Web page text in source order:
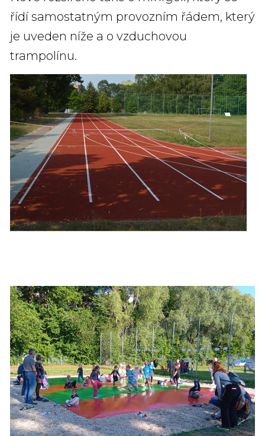
řídí samostatným provozním řádem, který
je uveden níže a o vzduchovou
trampolínu.